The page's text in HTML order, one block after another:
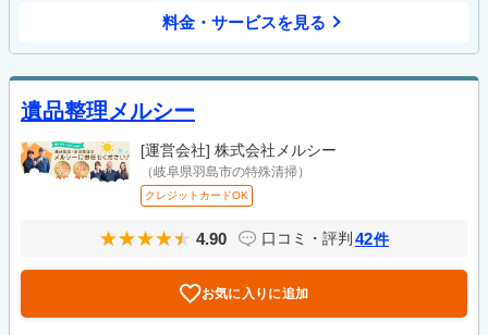
料金・サービスを見る
遺品整理メルシー
[運営会社] 株式会社メルシー
（岐阜県羽島市の特殊清掃）
クレジットカードOK
4.90 口コミ・評判 42件
お気に入りに追加